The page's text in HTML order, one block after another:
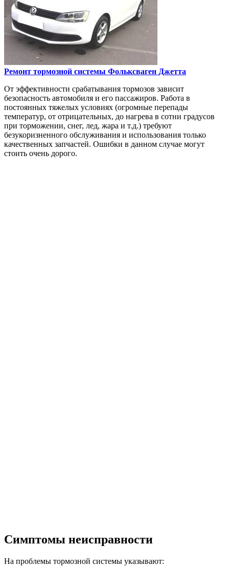
Ремонт тормозной системы Фольксваген Джетта
От эффективности срабатывания тормозов зависит
безопасность автомобиля и его пассажиров. Работа в
постоянных тяжелых условиях (огромные перепады
температур, от отрицательных, до нагрева в сотни градусов
при торможении, снег, лед, жара и т.д.) требуют
безукоризненного обслуживания и использования только
качественных запчастей. Ошибки в данном случае могут
стоить очень дорого.
Симптомы неисправности
На проблемы тормозной системы указывают: